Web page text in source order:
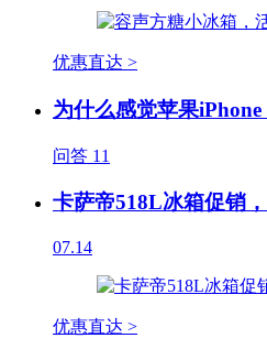
优惠直达 >
为什么感觉苹果
问答 11
卡萨帝518L冰箱促销
07.14
优惠直达 >